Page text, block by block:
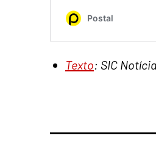
Texto: SIC